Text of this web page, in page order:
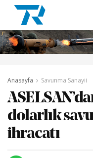
Anasayfa Savunma Sanayii
dolarlık
ihracatı